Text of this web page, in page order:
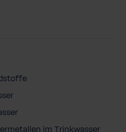
im Trinkwasser